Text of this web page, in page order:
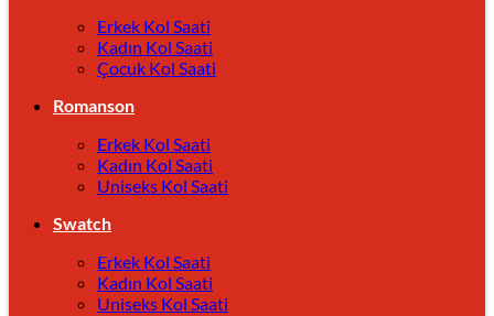
Erkek Kol Saati
Kadın Kol Saati
Çocuk Kol Saati
Romanson
Erkek Kol Saati
Kadın Kol Saati
Uniseks Kol Saati
Swatch
Erkek Kol Saati
Kadın Kol Saati
Uniseks Kol Saati